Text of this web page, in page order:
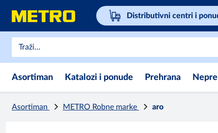
Distributivni centri i
Asortiman Katalozi i ponude Prehrana
Asortiman METRO Robne marke aro